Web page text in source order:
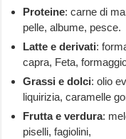
Proteine: carne di
pelle, albume, pesce.
Latte e derivati:
capra, Feta,
Grassi e dolci: olio
liquirizia, caramelle
Frutta e verdura:
piselli, fagiolini,